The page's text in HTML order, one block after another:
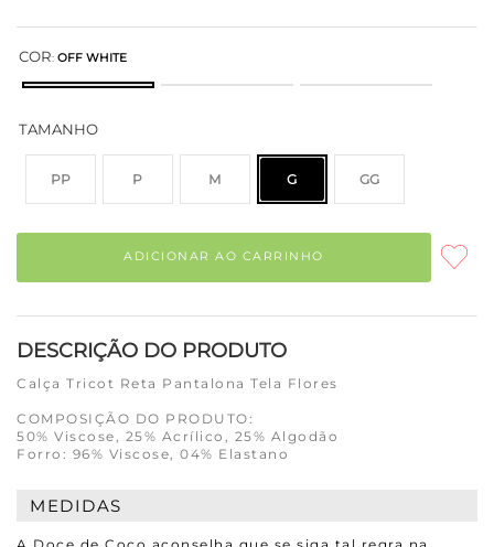
COR: OFF WHITE
TAMANHO
PP P M G GG
ADICIONAR AO CARRINHO
DESCRIÇÃO DO PRODUTO
Calça Tricot Reta Pantalona Tela Flores
COMPOSIÇÃO DO PRODUTO:
50% Viscose, 25% Acrílico, 25% Algodão
Forro: 96% Viscose, 04% Elastano
MEDIDAS